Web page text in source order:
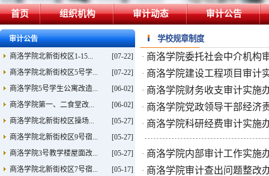
首页 组织机构 审计动态 审计公告
审计公告
商洛学院北新街校区1-15...
[07-22]
商洛学院北新街校区5号学...
[07-22]
商洛学院5号学生公寓改造...
[06-02]
商洛学院第一、二食堂改...
[06-02]
商洛学院北新街校区操场...
[05-27]
商洛学院北新街校区9号宿...
[05-27]
商洛学院3号教学楼屋面改...
[05-27]
商洛学院北新街校区7号宿...
[05-17]
学校规章制度
· 商洛学院委托社会中介机构
· 商洛学院建设工程项目审计
· 商洛学院财务收支审计实施
· 商洛学院党政领导干部经济
· 商洛学院科研经费审计实施
· 商洛学院内部审计工作实施
· 商洛学院审计查出问题整改